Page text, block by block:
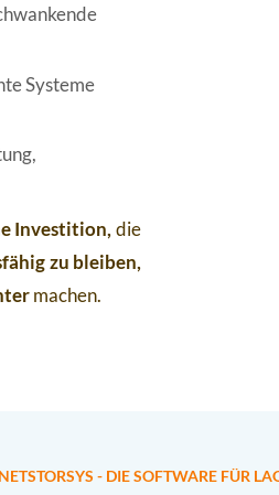
Systeme
Investition,die
zu bleiben,
machen.
NETSTORSYS - DIE SOFTWARE FÜR